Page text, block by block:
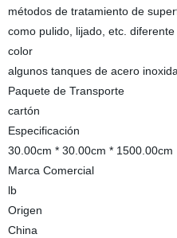
métodos de tratamiento de
como pulido, lijado, etc.
color
algunos tanques de acero
Paquete de Transporte
cartón
Especificación
30.00cm * 30.00cm * 1500.00cm
Marca Comercial
lb
Origen
China